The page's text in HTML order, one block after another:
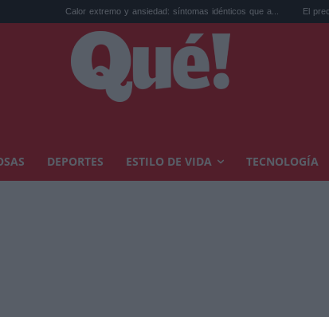
Calor extremo y ansiedad: síntomas idénticos que a... El precio de la
DEPORTES ESTILO DE VIDA TECNOLOGÍA